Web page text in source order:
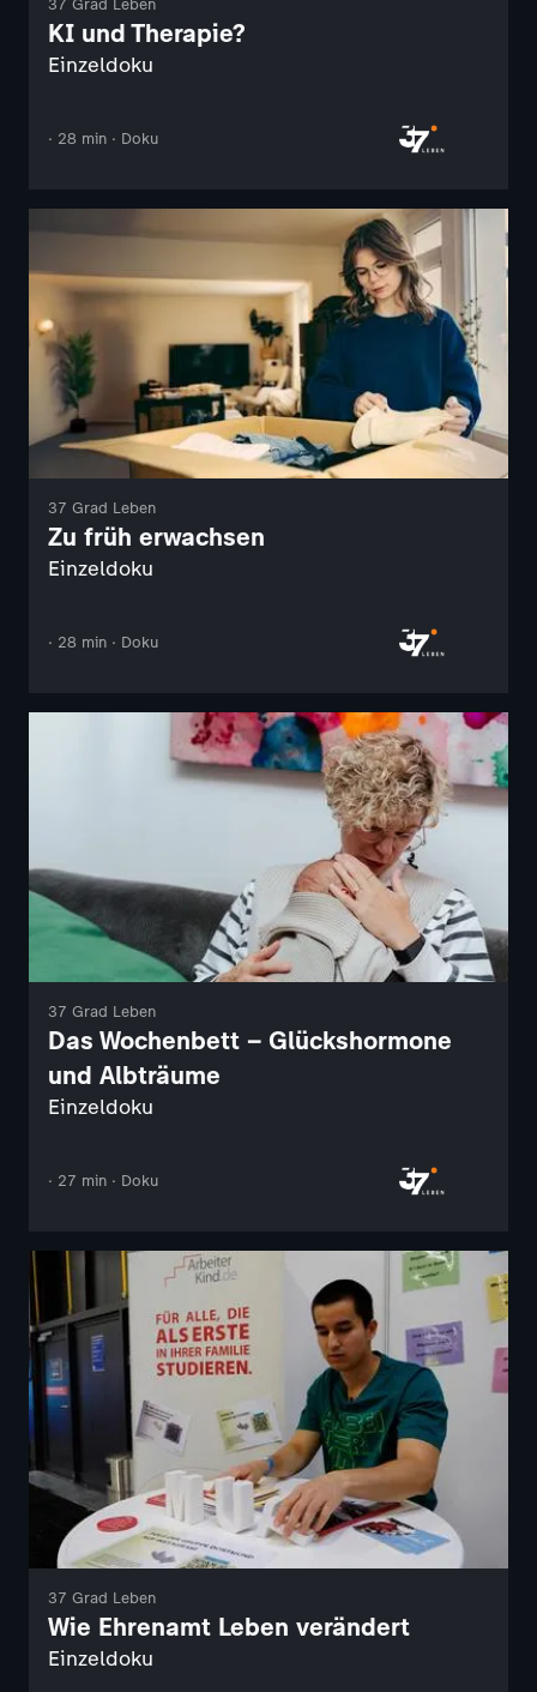
37 Grad Leben
KI und Therapie?
Einzeldoku
· 28 min · Doku
37 Grad Leben
Zu früh erwachsen
Einzeldoku
· 28 min · Doku
37 Grad Leben
Das Wochenbett – Glückshormone
und Albträume
Einzeldoku
· 27 min · Doku
37 Grad Leben
Wie Ehrenamt Leben verändert
Einzeldoku